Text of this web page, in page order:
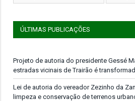
ÚLTIMAS PUBLICAÇÕES
Projeto de autoria do presidente Gessé
estradas vicinais de Trairão é
Lei de autoria do vereador Zezinho da
limpeza e conservação de terrenos